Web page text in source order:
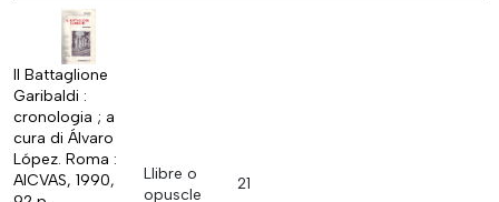
Il Battaglione
Garibaldi :
cronologia ; a
cura di Álvaro
López. Roma :
AICVAS, 1990,
Llibre o
opuscle
21